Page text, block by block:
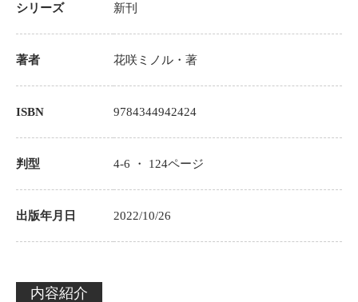
シリーズ 新刊
著者 花咲ミノル ・著
ISBN 9784344942424
判型 4-6 ・ 124ページ
出版年月日 2022/10/26
内容紹介